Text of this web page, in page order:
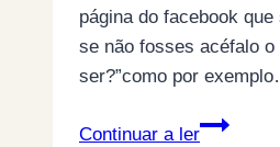
página do facebook
se não fosses acéfalo o
ser?”como por
Continuar a ler
Na